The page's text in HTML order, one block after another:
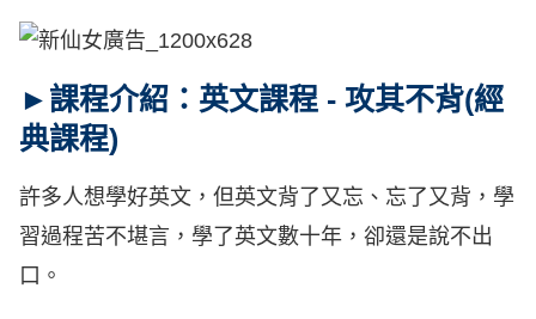
►課程介紹：英文課程 - 攻其不背(經
典課程)
許多人想學好英文，但英文背了又忘、忘了又背，學
習過程苦不堪言，學了英文數十年，卻還是說不出
口。